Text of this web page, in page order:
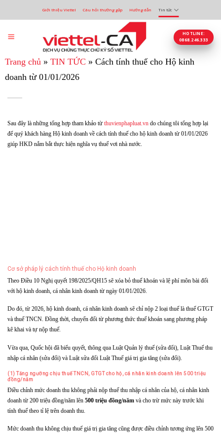
nội
Giới thiệu Viettel Câu hỏi thường gặp Hướng dẫn Tin tức
HOTLINE:
0868.246.333
Trang chủ» TIN TỨC » Cách tính thuế cho Hộ kinh
doanh từ 01/01/2026
Sau đây là những tổng hợp tham khảo từ thuvienphapluat.vn do chúng tôi tổng hợp lại
để quý khách hàng Hộ kinh doanh về cách tính thuế cho hộ kinh doanh từ 01/01/2026
giúp HKD nắm bắt thực hiện nghĩa vụ thuế vơi nhà nước.
Cơ sở pháp lý cách tính thuế cho Hộ kinh doanh
Theo Điều 10 Nghị quyết 198/2025/QH15 sẽ xóa bỏ thuế khoán và lệ phí môn bài đối
với hộ kinh doanh, cá nhân kinh doanh từ ngày 01/01/2026.
Do đó, từ 2026, hộ kinh doanh, cá nhân kinh doanh sẽ chỉ nộp 2 loại thuế là thuế GTGT
và thuế TNCN. Đồng thời, chuyển đổi từ phương thức thuế khoán sang phương pháp
kê khai và tự nộp thuế.
Vừa qua, Quốc hội đã biểu quyết, thông qua Luật Quản lý thuế (sửa đổi), Luật Thuế thu
nhập cá nhân (sửa đổi) và Luật sửa đổi Luật Thuế giá trị gia tăng (sửa đổi).
(1) Tăng ngưỡng chịu thuế TNCN, GTGT cho hộ, cá nhân kinh doanh lên 500 triệu
đồng/năm
Điều chỉnh mức doanh thu không phải nộp thuế thu nhập cá nhân của hộ, cá nhân kinh
doanh từ 200 triệu đồng/năm lên 500 triệu đồng/năm và cho trừ mức này trước khi
tính thuế theo tỉ lệ trên doanh thu.
Mức doanh thu không chịu thuế giá trị gia tăng cũng được điều chỉnh tương ứng lên 500